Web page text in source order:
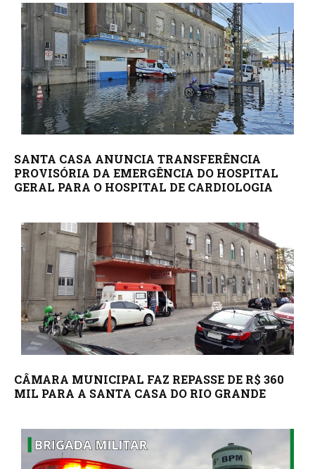
SANTA CASA ANUNCIA TRANSFERÊNCIA
PROVISÓRIA DA EMERGÊNCIA DO HOSPITAL
GERAL PARA O HOSPITAL DE CARDIOLOGIA
CÂMARA MUNICIPAL FAZ REPASSE DE R$ 360
MIL PARA A SANTA CASA DO RIO GRANDE